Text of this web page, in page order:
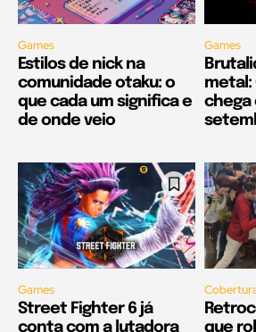
Games
Estilos de nick na
comunidade otaku: o
que cada um significa e
de onde veio
Games
metal:
chega
Games
Street Fighter 6 já
conta com a lutadora
que